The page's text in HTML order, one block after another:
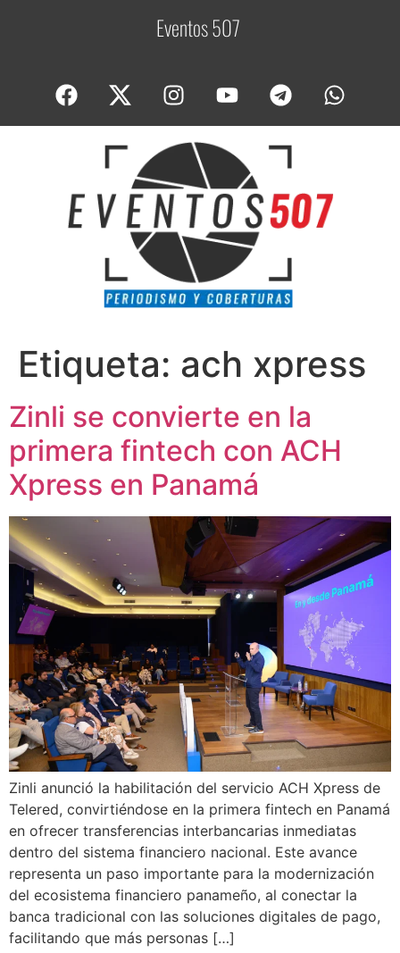
Eventos 507Cob
Etiqueta: ach xpress
Zinli se convierte en la
primera fintech con ACH
Xpress en Panamá
Zinli anunció la habilitación del servicio ACH Xpress de
Telered, convirtiéndose en la primera fintech en Panamá
en ofrecer transferencias interbancarias inmediatas
dentro del sistema financiero nacional. Este avance
representa un paso importante para la modernización
del ecosistema financiero panameño, al conectar la
banca tradicional con las soluciones digitales de pago,
facilitando que más personas […]